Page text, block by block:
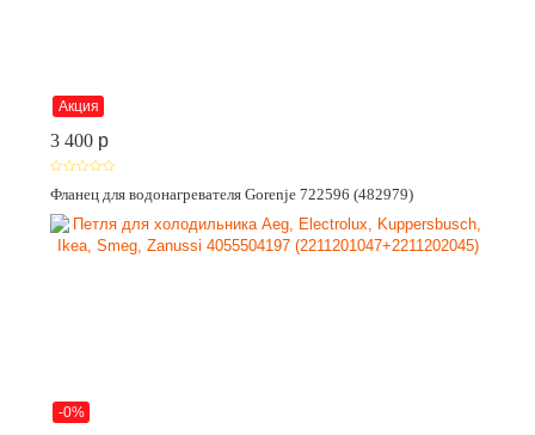
Акция
3 400 p
Фланец для водонагревателя Gorenje 722596 (482979)
-0%